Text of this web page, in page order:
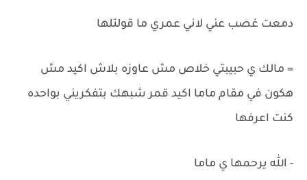
دمعت غصب عني لاني عمري ما قولتلها
= مالك ي حبيبتي خلاص مش عاوزه بلاش اكيد مش
هكون في مقام ماما اكيد قمر شبهك بتفكريني بواحده
كنت اعرفها
- الله يرحمها ي ماما